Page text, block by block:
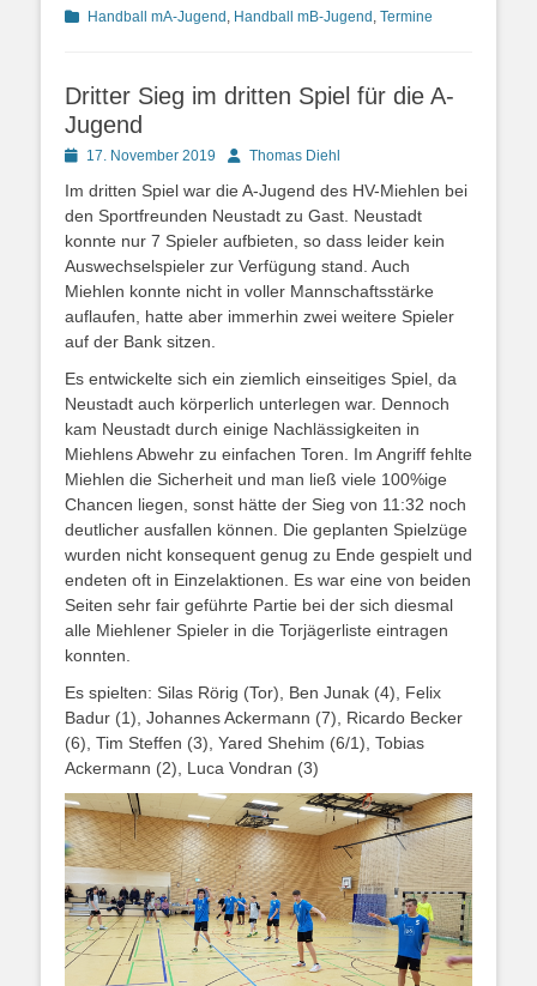
Kategorien
Handball mA-Jugend , Handball mB-Jugend , Termine
Dritter Sieg im dritten Spiel für die A-
Jugend
Posted17. November 2019 AutorThomas Diehl
Im dritten Spiel war die A-Jugend des HV-Miehlen bei
den Sportfreunden Neustadt zu Gast. Neustadt
konnte nur 7 Spieler aufbieten, so dass leider kein
Auswechselspieler zur Verfügung stand. Auch
Miehlen konnte nicht in voller Mannschaftsstärke
auflaufen, hatte aber immerhin zwei weitere Spieler
auf der Bank sitzen.
Es entwickelte sich ein ziemlich einseitiges Spiel, da
Neustadt auch körperlich unterlegen war. Dennoch
kam Neustadt durch einige Nachlässigkeiten in
Miehlens Abwehr zu einfachen Toren. Im Angriff fehlte
Miehlen die Sicherheit und man ließ viele 100%ige
Chancen liegen, sonst hätte der Sieg von 11:32 noch
deutlicher ausfallen können. Die geplanten Spielzüge
wurden nicht konsequent genug zu Ende gespielt und
endeten oft in Einzelaktionen. Es war eine von beiden
Seiten sehr fair geführte Partie bei der sich diesmal
alle Miehlener Spieler in die Torjägerliste eintragen
konnten.
Es spielten: Silas Rörig (Tor), Ben Junak (4), Felix
Badur (1), Johannes Ackermann (7), Ricardo Becker
(6), Tim Steffen (3), Yared Shehim (6/1), Tobias
Ackermann (2), Luca Vondran (3)